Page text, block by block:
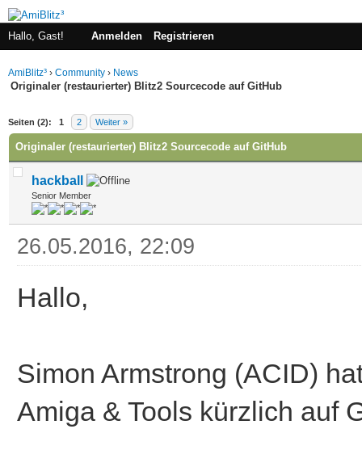
Hallo, Gast! Anmelden Registrieren
AmiBlitz³ › Community › News
Originaler (restaurierter) Blitz2 Sourcecode auf GitHub
Seiten (2): 1 2 Weiter »
Durchschnitt
Originaler (restaurierter) Blitz2 Sourcecode auf GitHub
hackball
Senior Member
26.05.2016, 22:09
Hallo,
Simon Armstrong (ACID)
Amiga & Tools kürzlich auf